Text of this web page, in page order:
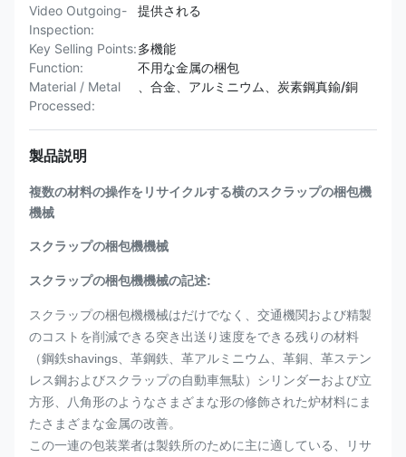
Video Outgoing-
Inspection:
提供される
Key Selling Points:多機能
Function:
不用な金属の梱包
Material / Metal
Processed:
、合金、アルミニウム、炭素鋼真鍮/銅
製品説明
複数の材料の操作をリサイクルする横のスクラップの梱包機
機械
スクラップの梱包機機械
スクラップの梱包機機械の記述:
スクラップの梱包機機械はだけでなく、交通機関および精製
のコストを削減できる突き出送り速度をできる残りの材料
（鋼鉄shavings、革鋼鉄、革アルミニウム、革銅、革ステン
レス鋼およびスクラップの自動車無駄）シリンダーおよび立
方形、八角形のようなさまざまな形の修飾された炉材料にま
たさまざまな金属の改善。
この一連の包装業者は製鉄所のために主に適している、リサ